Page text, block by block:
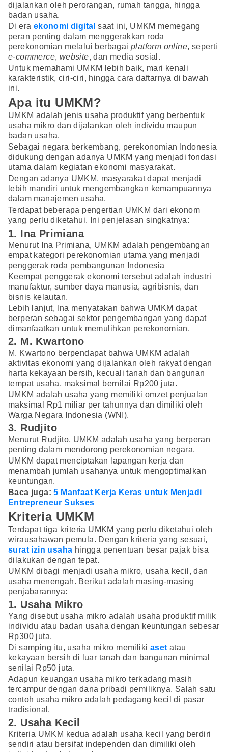
dijalankan oleh perorangan, rumah tangga, hingga
badan usaha.
Di era ekonomi digital saat ini, UMKM memegang
peran penting dalam menggerakkan roda
perekonomian melalui berbagai platform online, seperti
e-commerce, website, dan media sosial.
Untuk memahami UMKM lebih baik, mari kenali
karakteristik, ciri-ciri, hingga cara daftarnya di bawah
ini.
Apa itu UMKM?
UMKM adalah jenis usaha produktif yang berbentuk
usaha mikro dan dijalankan oleh individu maupun
badan usaha.
Sebagai negara berkembang, perekonomian Indonesia
didukung dengan adanya UMKM yang menjadi fondasi
utama dalam kegiatan ekonomi masyarakat.
Dengan adanya UMKM, masyarakat dapat menjadi
lebih mandiri untuk mengembangkan kemampuannya
dalam manajemen usaha.
Terdapat beberapa pengertian UMKM dari ekonom
yang perlu diketahui. Ini penjelasan singkatnya:
1. Ina Primiana
Menurut Ina Primiana, UMKM adalah pengembangan
empat kategori perekonomian utama yang menjadi
penggerak roda pembangunan Indonesia
Keempat penggerak ekonomi tersebut adalah industri
manufaktur, sumber daya manusia, agribisnis, dan
bisnis kelautan.
Lebih lanjut, Ina menyatakan bahwa UMKM dapat
berperan sebagai sektor pengembangan yang dapat
dimanfaatkan untuk memulihkan perekonomian.
2. M. Kwartono
M. Kwartono berpendapat bahwa UMKM adalah
aktivitas ekonomi yang dijalankan oleh rakyat dengan
harta kekayaan bersih, kecuali tanah dan bangunan
tempat usaha, maksimal bernilai Rp200 juta.
UMKM adalah usaha yang memiliki omzet penjualan
maksimal Rp1 miliar per tahunnya dan dimiliki oleh
Warga Negara Indonesia (WNI).
3. Rudjito
Menurut Rudjito, UMKM adalah usaha yang berperan
penting dalam mendorong perekonomian negara.
UMKM dapat menciptakan lapangan kerja dan
menambah jumlah usahanya untuk mengoptimalkan
keuntungan.
Baca juga:5 Manfaat Kerja Keras untuk Menjadi
Entrepreneur Sukses
Kriteria UMKM
Terdapat tiga kriteria UMKM yang perlu diketahui oleh
wirausahawan pemula. Dengan kriteria yang sesuai,
surat izin usaha hingga penentuan besar pajak bisa
dilakukan dengan tepat.
UMKM dibagi menjadi usaha mikro, usaha kecil, dan
usaha menengah. Berikut adalah masing-masing
penjabarannya:
1. Usaha Mikro
Yang disebut usaha mikro adalah usaha produktif milik
individu atau badan usaha dengan keuntungan sebesar
Rp300 juta.
Di samping itu, usaha mikro memiliki aset atau
kekayaan bersih di luar tanah dan bangunan minimal
senilai Rp50 juta.
Adapun keuangan usaha mikro terkadang masih
tercampur dengan dana pribadi pemiliknya. Salah satu
contoh usaha mikro adalah pedagang kecil di pasar
tradisional.
2. Usaha Kecil
Kriteria UMKM kedua adalah usaha kecil yang berdiri
sendiri atau bersifat independen dan dimiliki oleh